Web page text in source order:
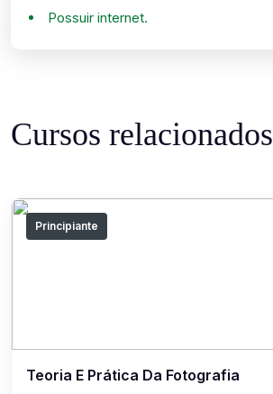
Possuir internet.
Cursos relacionados
Principiante
Teoria E Prática Da Fotografia